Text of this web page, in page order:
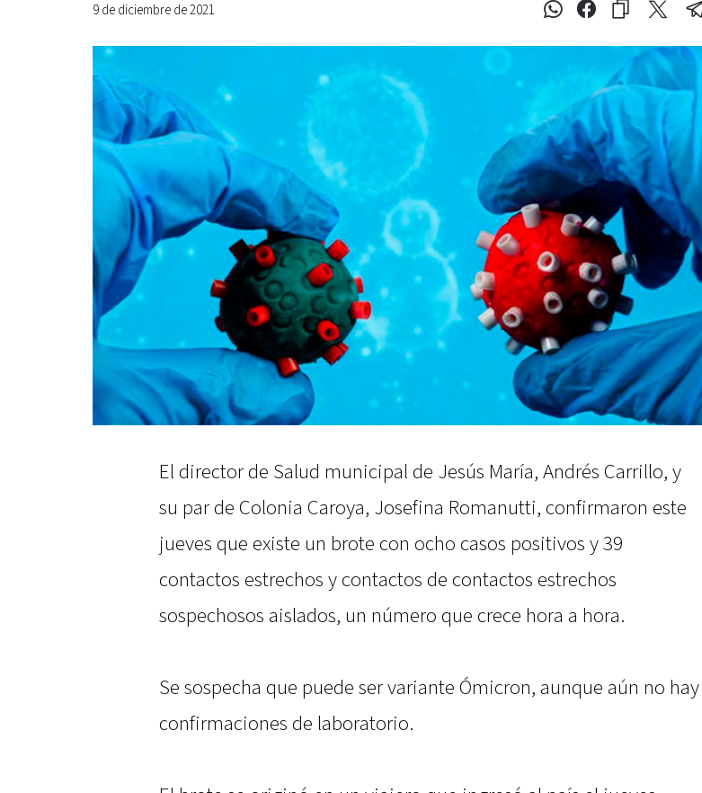
9 de diciembre de 2021
El director de Salud municipal de Jesús María, Andrés Carrillo, y
su par de Colonia Caroya, Josefina Romanutti, confirmaron este
jueves que existe un brote con ocho casos positivos y 39
contactos estrechos y contactos de contactos estrechos
sospechosos aislados, un número que crece hora a hora.
Se sospecha que puede ser variante Ómicron, aunque aún no hay
confirmaciones de laboratorio.